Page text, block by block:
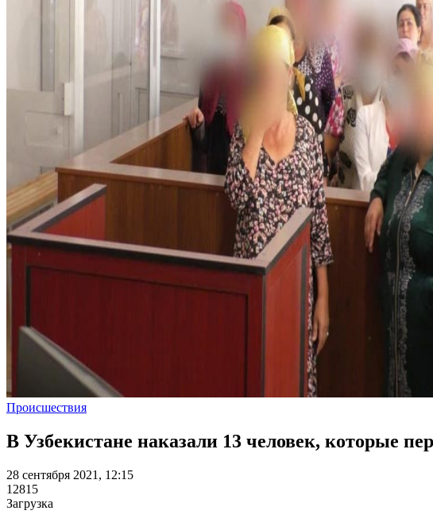
Происшествия
В Узбекистане наказали 13 человек, которые
28 сентября 2021, 12:15
12815
Загрузка